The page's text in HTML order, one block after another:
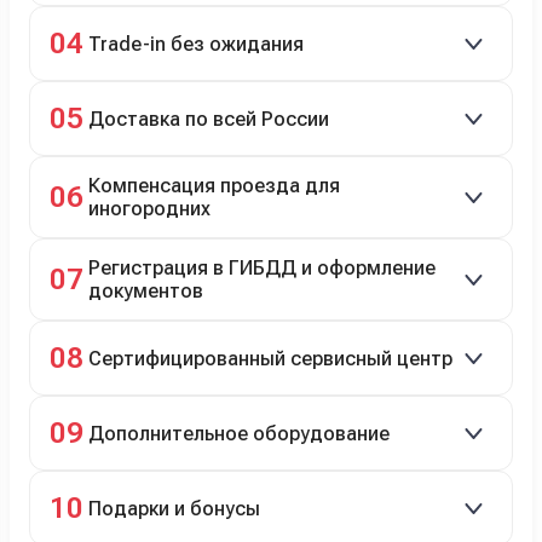
04 Trade-in без ожидания
05 Доставка по всей России
06 Компенсация проезда для
иногородних
07 Регистрация в ГИБДД и оформление
документов
08 Сертифицированный сервисный центр
технический ремонт.
09 Дополнительное оборудование
10 Подарки и бонусы